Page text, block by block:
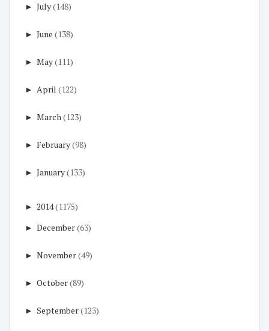
► July(148)
► June (138)
► May(111)
► April (122)
► March(123)
► February(98)
► January(133)
► 2014(1175)
► December(63)
► November(49)
► October(89)
► September(123)